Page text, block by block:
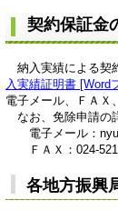
契約保証金
納入実績による契
入実績証明書 [Word
電子メール、ＦＡＸ
なお、免除申請の
電子メール：
ＦＡＸ：024-
各地方振興